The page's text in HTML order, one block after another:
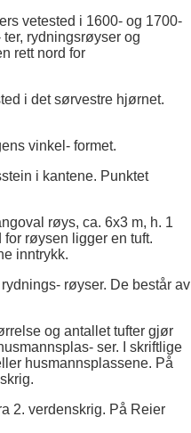
vetested i 1600- og 1700-
rydningsrøyser og
rett nord for
i det sørvestre hjørnet.
vinkel- formet.
i kantene. Punktet
røys, ca. 6x3 m, h. 1
røysen ligger en tuft.
inntrykk.
røyser. De består av
og antallet tufter gjør
ser. I skriftlige
husmannsplassene. På
2. verdenskrig. På Reier